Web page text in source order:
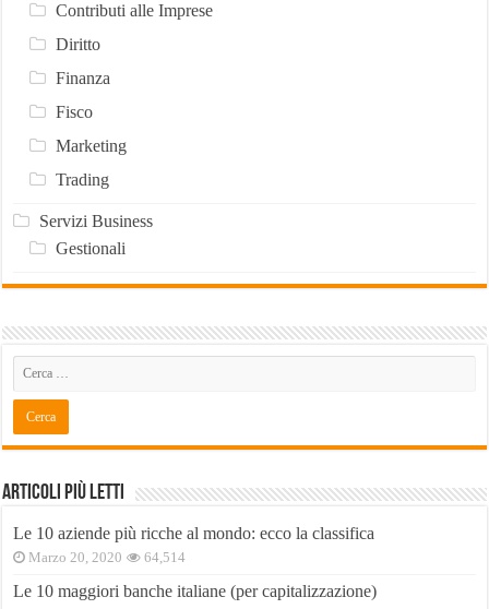
Contributi alle Imprese
Diritto
Finanza
Fisco
Marketing
Trading
Servizi Business
Gestionali
Articoli Più Letti
Le 10 aziende più ricche al mondo: ecco la classifica
Marzo 20, 2020 64,514
Le 10 maggiori banche italiane (per capitalizzazione)